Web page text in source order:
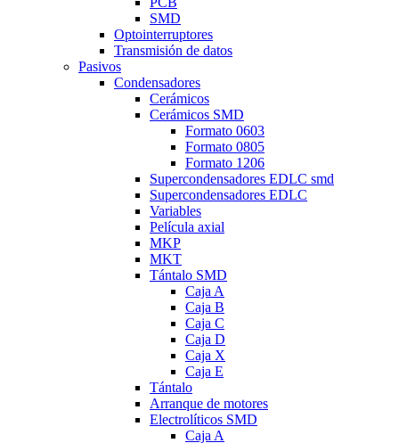
SMD
Optointerruptores
Transmisión de datos
Pasivos
Condensadores
Cerámicos
Cerámicos SMD
Formato 0603
Formato 0805
Formato 1206
Supercondensadores EDLC smd
Supercondensadores EDLC
Variables
Película axial
MKP
MKT
Tántalo SMD
Caja A
Caja B
Caja C
Caja D
Caja X
Caja E
Tántalo
Arranque de motores
Electrolíticos SMD
Caja A